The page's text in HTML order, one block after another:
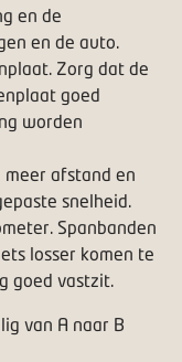
en de
en de auto.
Zorg dat de
goed
worden
meer afstand en
snelheid.
Spanbanden
losser komen te
goed vastzit.
van A naar B